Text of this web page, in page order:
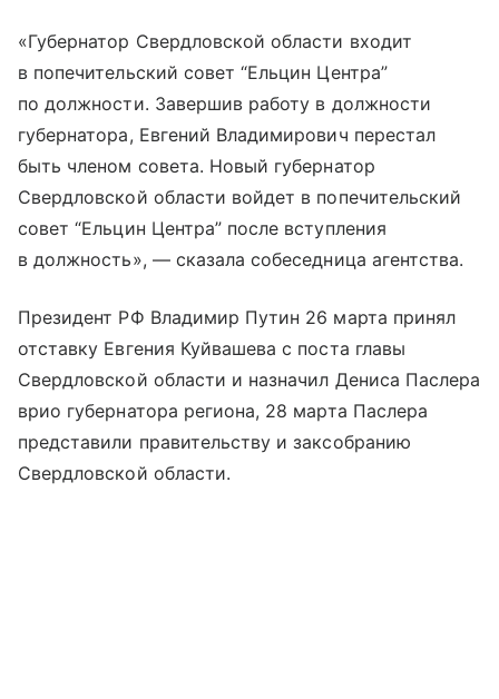
«Губернатор Свердловской области входит
в попечительский совет “Ельцин Центра”
по должности. Завершив работу в должности
губернатора, Евгений Владимирович перестал
быть членом совета. Новый губернатор
Свердловской области войдет в попечительский
совет “Ельцин Центра” после вступления
в должность», — сказала собеседница агентства.
Президент РФ Владимир Путин 26 марта принял
отставку Евгения Куйвашева с поста главы
Свердловской области и назначил Дениса Паслера
врио губернатора региона, 28 марта Паслера
представили правительству и заксобранию
Свердловской области.